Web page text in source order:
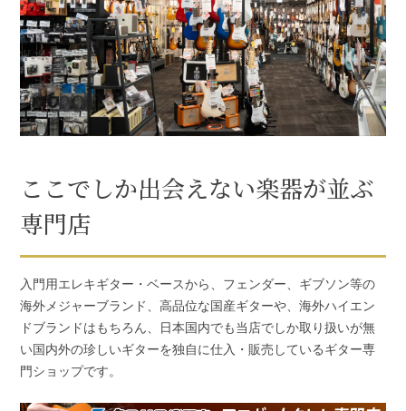
ここでしか出会えない楽器が並ぶ
専門店
入門用エレキギター・ベースから、フェンダー、ギブソン等の
海外メジャーブランド、高品位な国産ギターや、海外ハイエン
ドブランドはもちろん、日本国内でも当店でしか取り扱いが無
い国内外の珍しいギターを独自に仕入・販売しているギター専
門ショップです。